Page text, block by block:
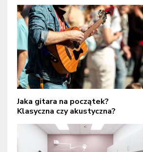
Jaka gitara na początek?
Klasyczna czy akustyczna?